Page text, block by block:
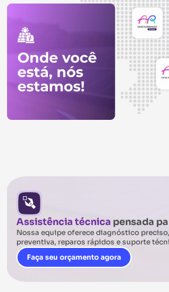
Assistência técnica pensada
Nossa equipe oferece diagnóstico
preventiva, reparos rápidos e suporte
Faça seu orçamento agora